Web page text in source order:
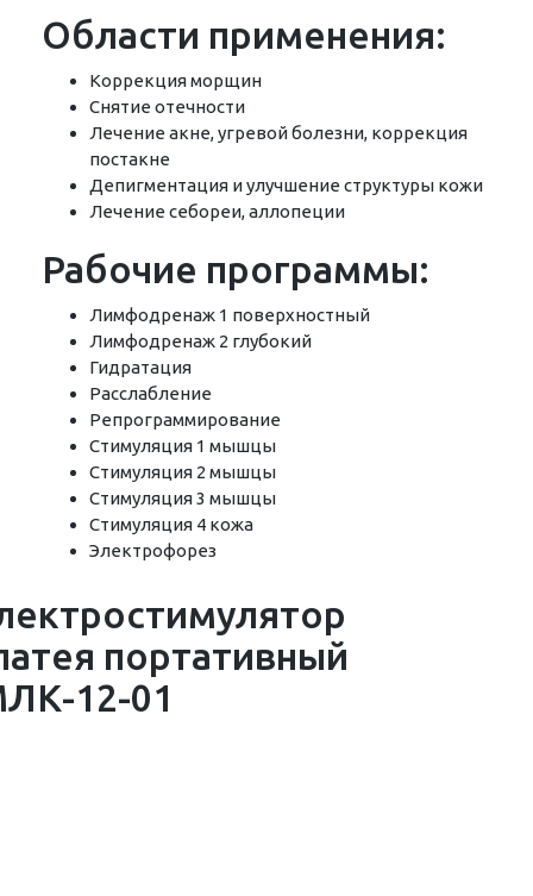
Области применения:
Коррекция морщин
Снятие отечности
Лечение акне, угревой болезни, коррекция
постакне
Депигментация и улучшение структуры кожи
Лечение себореи, аллопеции
Рабочие программы:
Лимфодренаж 1 поверхностный
Лимфодренаж 2 глубокий
Гидратация
Расслабление
Репрограммирование
Стимуляция 1 мышцы
Стимуляция 2 мышцы
Стимуляция 3 мышцы
Стимуляция 4 кожа
Электрофорез